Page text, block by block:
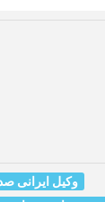
وکیل ایرانی